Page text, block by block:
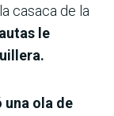
casaca de la
le
una ola de